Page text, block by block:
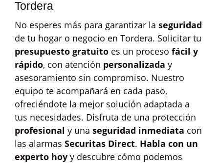
Tordera
No esperes más para garantizar la seguridad
de tu hogar o negocio en Tordera. Solicitar tu
presupuesto gratuito es un proceso fácil y
rápido, con atención personalizada y
asesoramiento sin compromiso. Nuestro
equipo te acompañará en cada paso,
ofreciéndote la mejor solución adaptada a
tus necesidades. Disfruta de una protección
profesional y una seguridad inmediata con
las alarmas Securitas Direct. Habla con un
experto hoy y descubre cómo podemos